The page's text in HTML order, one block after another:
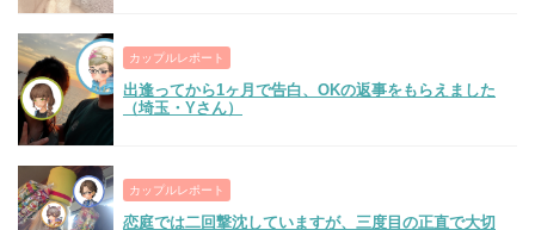
カップルレポート
出逢ってから1ヶ月で告白、OKの返事をもらえました
（埼玉・Yさん）
カップルレポート
恋庭では二回撃沈していますが、三度目の正直で大切